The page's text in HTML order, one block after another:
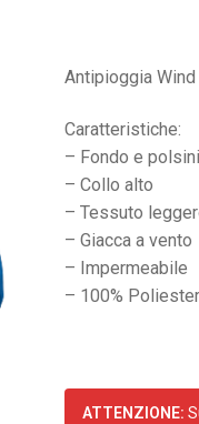
Antipioggia
Caratteristiche:
– Fondo e
– Collo alto
– Tessuto
– Giacca a vento
– Impermeabile
– 100%
ATTENZIONE: